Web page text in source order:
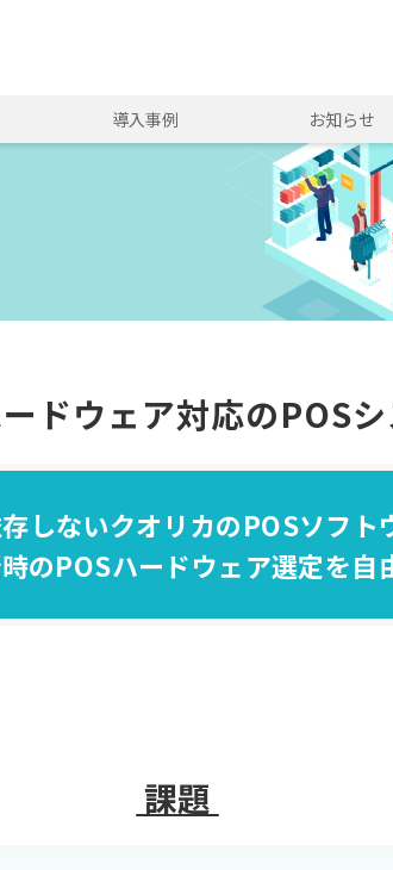
導入事例 お知らせ
ドウェア対応のPOS
しないクオリカのPOSソフト
のPOSハードウェア選定を自
課題